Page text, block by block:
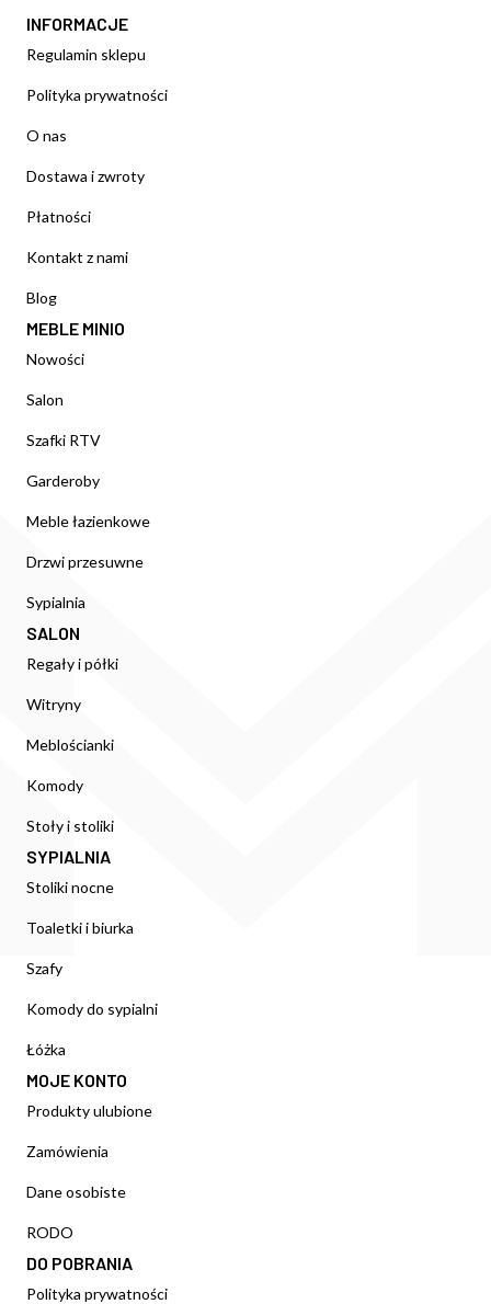
INFORMACJE
Regulamin sklepu
Polityka prywatności
O nas
Dostawa i zwroty
Płatności
Kontakt z nami
Blog
MEBLE MINIO
Nowości
Salon
Szafki RTV
Garderoby
Meble łazienkowe
Drzwi przesuwne
Sypialnia
SALON
Regały i półki
Witryny
Meblościanki
Komody
Stoły i stoliki
SYPIALNIA
Stoliki nocne
Toaletki i biurka
Szafy
Komody do sypialni
Łóżka
MOJE KONTO
Produkty ulubione
Zamówienia
Dane osobiste
RODO
DO POBRANIA
Polityka prywatności